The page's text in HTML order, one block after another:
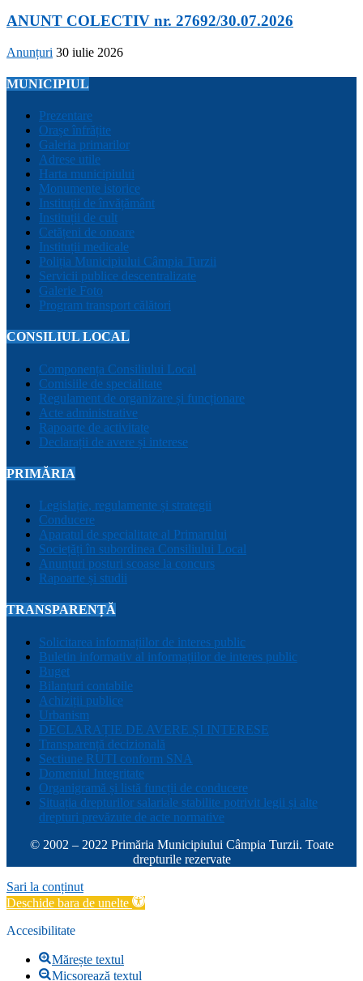
ANUNT COLECTIV nr. 27692/30.07.2026
Anunțuri 30 iulie 2026
MUNICIPIUL
Prezentare
Orașe înfrățite
Galeria primarilor
Adrese utile
Harta municipiului
Monumente istorice
Instituții de învățământ
Instituții de cult
Cetățeni de onoare
Instituții medicale
Poliția Municipiului Câmpia Turzii
Servicii publice descentralizate
Galerie Foto
Program transport călători
CONSILIUL LOCAL
Componența Consiliului Local
Comisiile de specialitate
Regulament de organizare și funcționare
Acte administrative
Rapoarte de activitate
Declarații de avere și interese
PRIMĂRIA
Legislație, regulamente și strategii
Conducere
Aparatul de specialitate al Primarului
Sociețăți în subordinea Consiliului Local
Anunțuri posturi scoase la concurs
Rapoarte și studii
TRANSPARENȚĂ
Solicitarea informațiilor de interes public
Buletin informativ al informațiilor de interes public
Buget
Bilanțuri contabile
Achiziții publice
Urbanism
DECLARAȚIE DE AVERE ȘI INTERESE
Transparență decizională
Sectiune RUTI conform SNA
Domeniul Integritate
Organigramă și listă funcții de conducere
Situația drepturilor salariale stabilite potrivit legii și alte
drepturi prevăzute de acte normative
© 2002 – 2022 Primăria Municipiului Câmpia Turzii. Toate
drepturile rezervate
Sari la conținut
Deschide bara de unelte
Accesibilitate
Mărește textul
Micșorează textul